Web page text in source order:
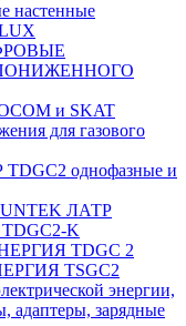
настенные
и SKAT
для газового
однофазные и
ЛАТР
TDGC2-K
TDGC 2
TSGC2
энергии,
адаптеры, зарядные